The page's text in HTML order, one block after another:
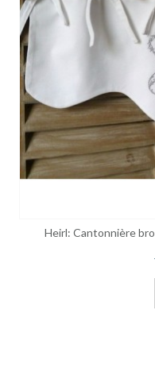
Heirl: Cantonnière